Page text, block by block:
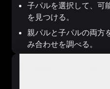
子パルを選択して、可
を見つける。
親パルと子パルの両方
み合わせを調べる。